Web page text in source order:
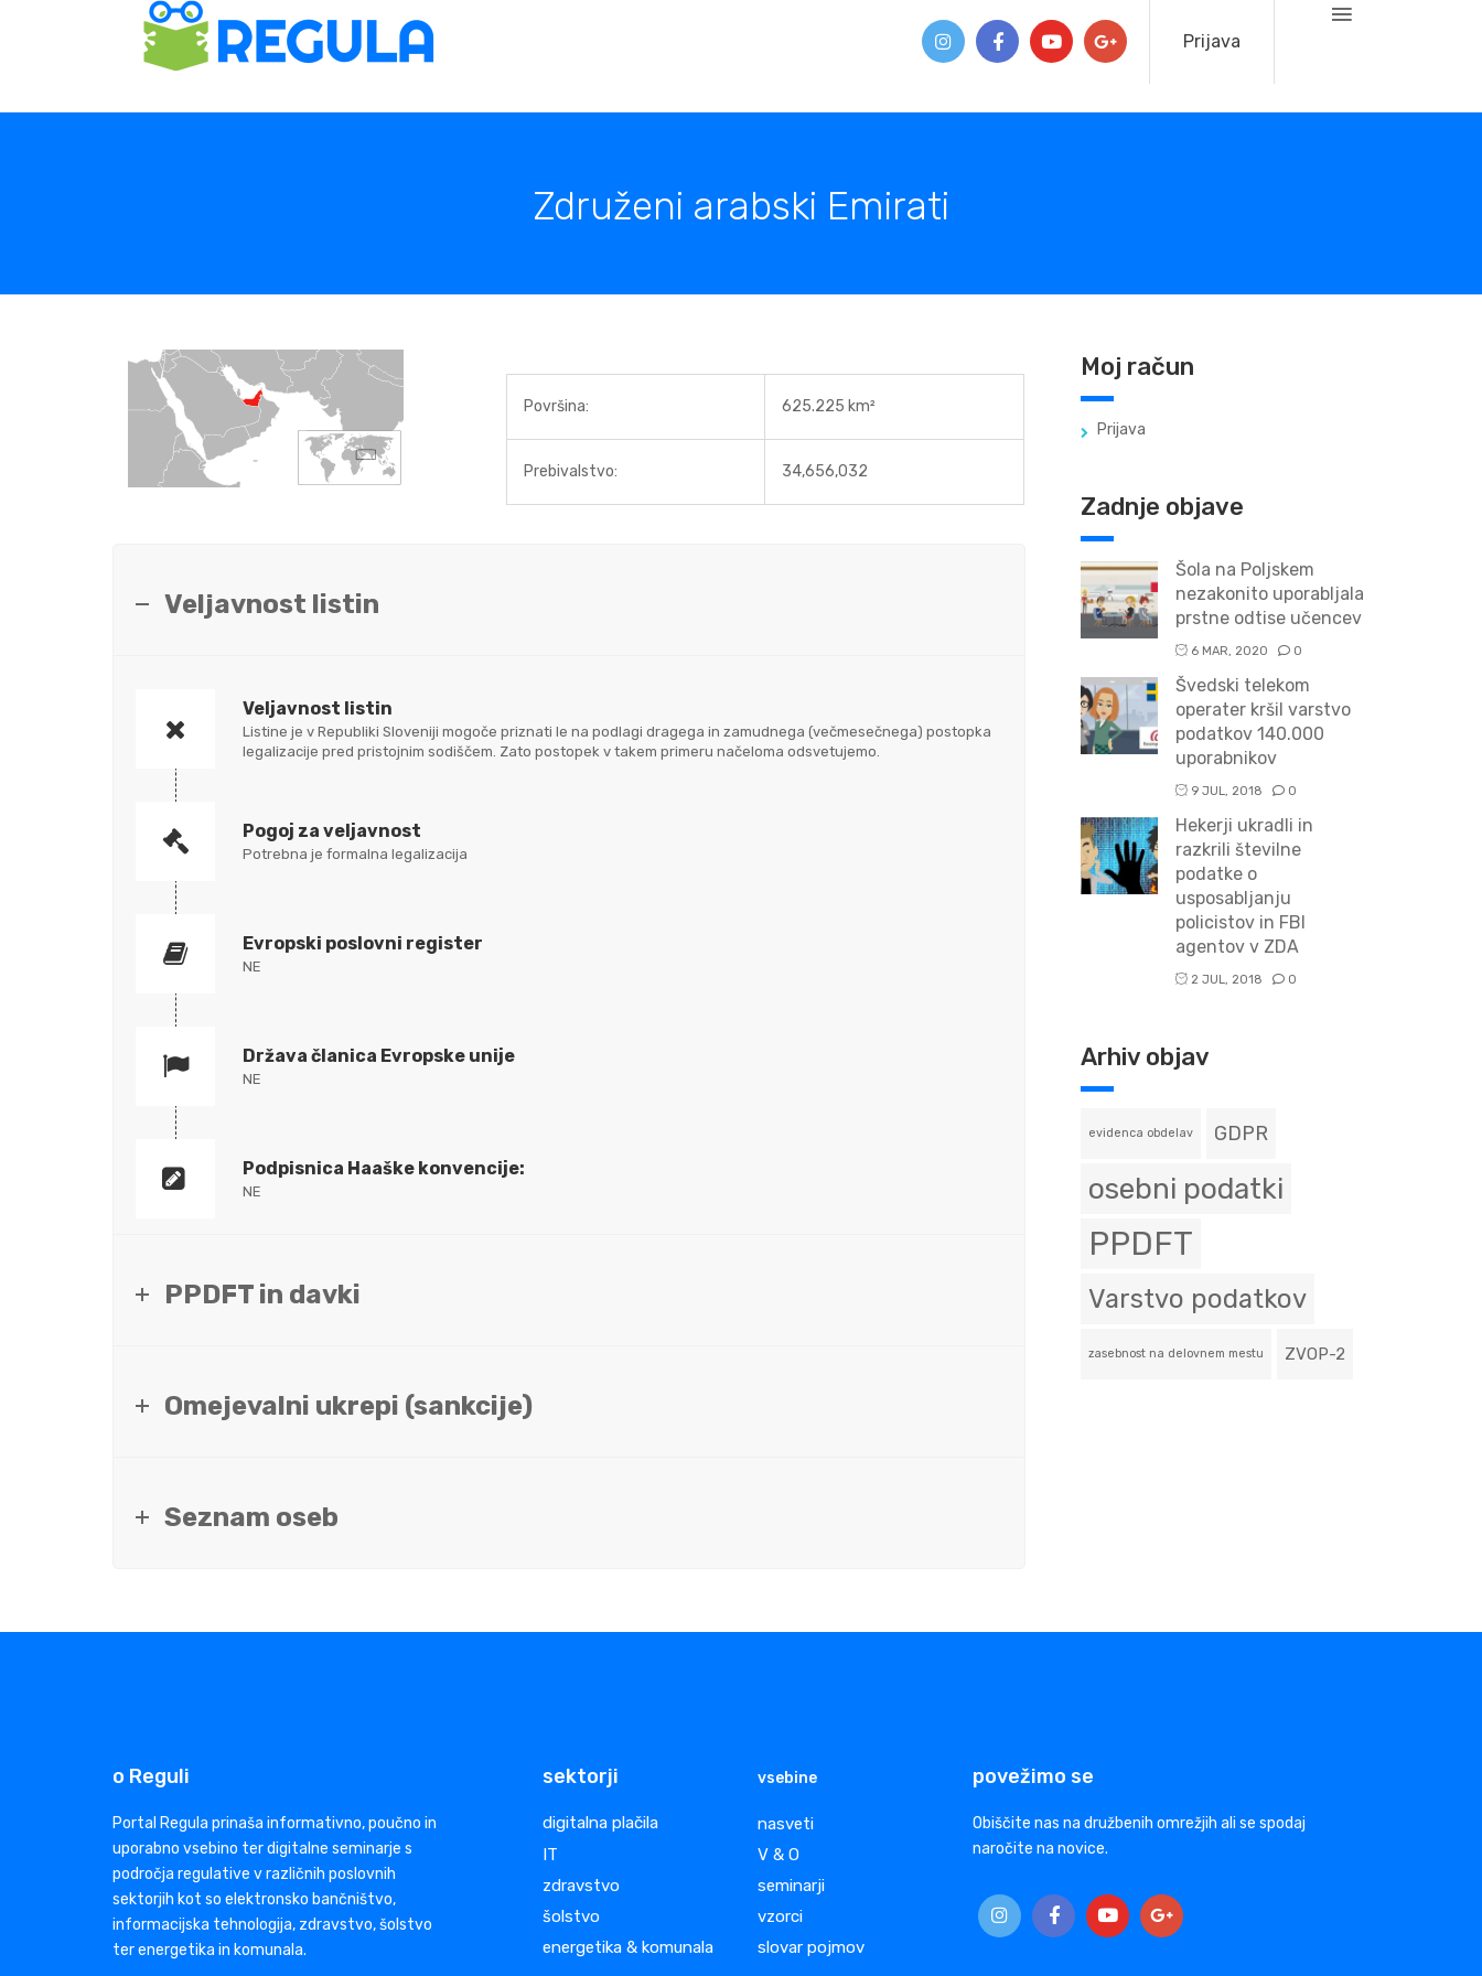
Prijava
Združeni arabski Emirati
Površina: 625.225 km²
Prebivalstvo: 34,656,032
Veljavnost listin
Veljavnost listin
Listine je v Republiki Sloveniji mogoče priznati le na podlagi dragega in zamudnega (večmesečnega) postopka
legalizacije pred pristojnim sodiščem. Zato postopek v takem primeru načeloma odsvetujemo.
Pogoj za veljavnost
Potrebna je formalna legalizacija
Evropski poslovni register
NE
Država članica Evropske unije
NE
Podpisnica Haaške konvencije:
NE
PPDFT in davki
Omejevalni ukrepi (sankcije)
Seznam oseb
Moj račun
Prijava
Zadnje objave
Šola na Poljskem
nezakonito uporabljala
prstne odtise učencev
6 MAR, 2020 0
Švedski telekom
operater kršil varstvo
podatkov 140.000
uporabnikov
9 JUL, 2018 0
Hekerji ukradli in
razkrili številne
podatke o
usposabljanju
policistov in FBI
agentov v ZDA
2 JUL, 2018 0
Arhiv objav
evidenca obdelav GDPR
osebni podatki
PPDFT
Varstvo podatkov
zasebnost na delovnem mestu ZVOP-2
o Reguli
Portal Regula prinaša informativno, poučno in
uporabno vsebino ter digitalne seminarje s
področja regulative v različnih poslovnih
sektorjih kot so elektronsko bančništvo,
informacijska tehnologija, zdravstvo, šolstvo
ter energetika in komunala.
sektorji
digitalna plačila
IT
zdravstvo
šolstvo
energetika & komunala
vsebine
nasveti
V & O
seminarji
vzorci
slovar pojmov
povežimo se
Obiščite nas na družbenih omrežjih ali se spodaj
naročite na novice.